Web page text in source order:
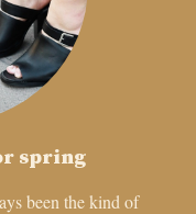
spring
been the kind of